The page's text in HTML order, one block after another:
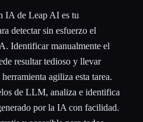
IA de Leap AI es tu
detectar sin esfuerzo el
Identificar manualmente el
resultar tedioso y llevar
agiliza esta tarea.
de LLM, analiza e identifica
por la IA con facilidad.